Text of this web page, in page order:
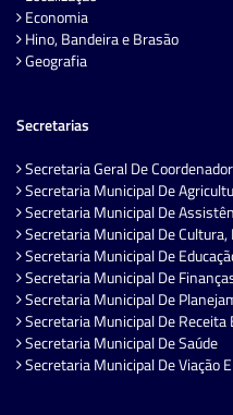
Economia
Hino, Bandeira e Brasão
Geografia
Secretarias
Secretaria Geral De
Secretaria Municipal De
Secretaria Municipal De
Secretaria Municipal De Cultura,
Secretaria Municipal De
Secretaria Municipal De
Secretaria Municipal De
Secretaria Municipal De
Secretaria Municipal De Saúde
Secretaria Municipal De Viação